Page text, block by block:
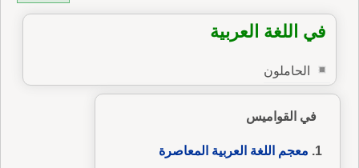
في اللغة العربية
الحاملون
في القواميس
معجم اللغة العربية المعاصرة